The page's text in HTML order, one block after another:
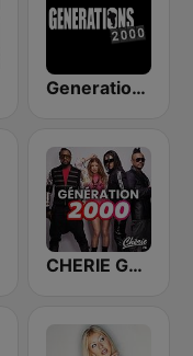
Generations - 2000
CHERIE GENERATION 2000